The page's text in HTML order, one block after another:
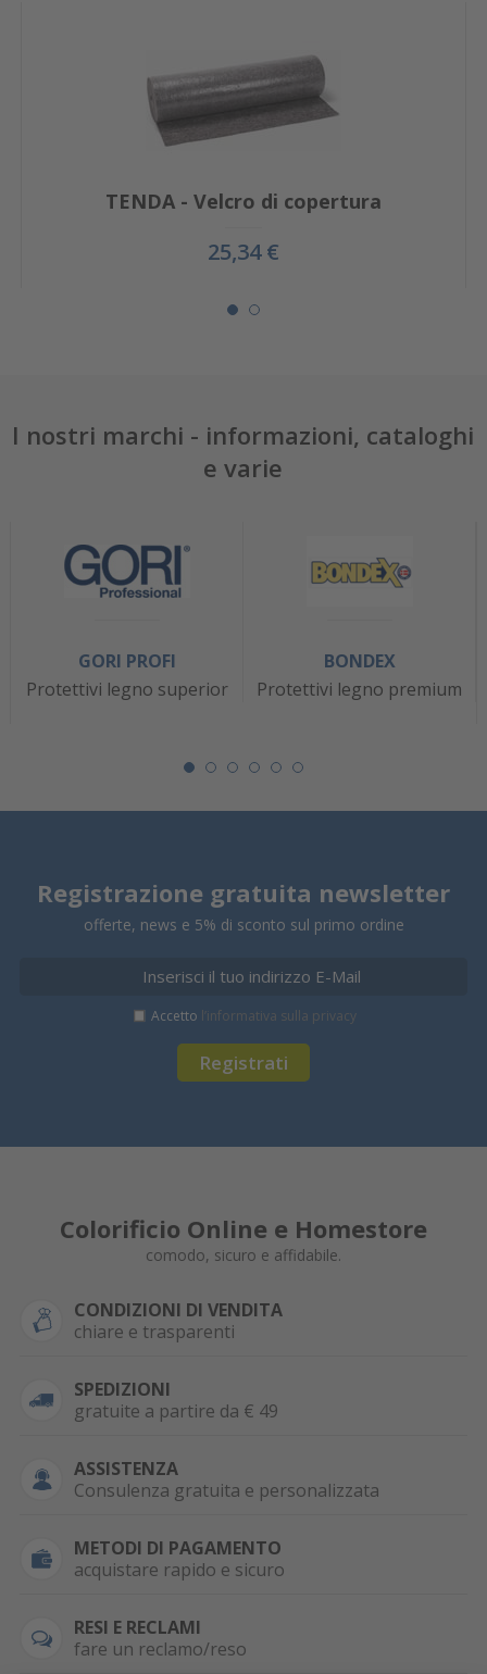
TENDA - Velcro di copertura
25,34 €
I nostri marchi - informazioni, cataloghi
e varie
GORI PROFI
Protettivi legno superior
BONDEX
Protettivi legno premium
Registrazione gratuita newsletter
offerte, news e 5% di sconto sul primo ordine
Registrati
Accetto l’informativa sulla privacy
Colorificio Online e Homestore
comodo, sicuro e affidabile.
CONDIZIONI DI VENDITA
chiare e trasparenti
SPEDIZIONI
gratuite a partire da € 49
ASSISTENZA
Consulenza gratuita e personalizzata
METODI DI PAGAMENTO
acquistare rapido e sicuro
RESI E RECLAMI
fare un reclamo/reso